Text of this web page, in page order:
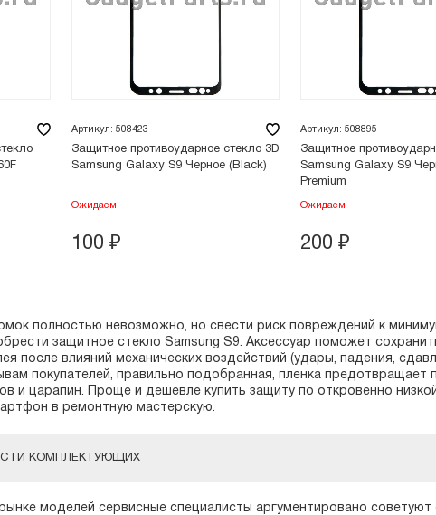
Артикул: 508423
Защитное противоударное стекло 3D
Samsung Galaxy S9 Черное (Black)
Ожидаем
100 ₽
Артикул: 508895
Защитное
Samsung Galaxy S9
Premium
Ожидаем
200 ₽
полностью невозможно, но свести риск повреждений к
защитное стекло Samsung S9. Аксессуар поможет
после влияний механических воздействий (удары, падения,
покупателей, правильно подобранная, пленка предотвращает
и царапин. Проще и дешевле купить защиту по откровенно
в ремонтную мастерскую.
КОМПЛЕКТУЮЩИХ
моделей сервисные специалисты аргументировано